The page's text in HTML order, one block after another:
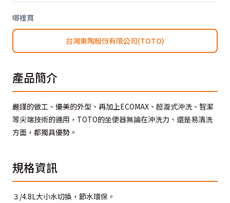
哪裡買
台灣東陶股份有限公司(TOTO)
產品簡介
嚴謹的做工、優美的外型、再加上ECOMAX、超漩式沖洗、智潔
等尖端技術的運用，TOTO的坐便器無論在沖洗力、還是易清洗
方面，都獨具優勢。
規格資訊
３/4.8L大小水切換，節水環保。